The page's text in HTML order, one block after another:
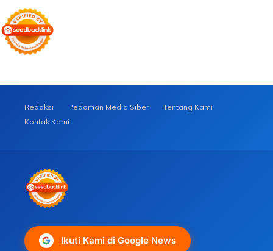
Redaksi Pedoman Media Siber
Tentang Kami
Kontak Kami
Ikuti Kami di Google News